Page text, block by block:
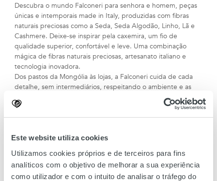
Este website utiliza cookies
Utilizamos cookies próprios e de terceiros para fins
analíticos com o objetivo de melhorar a sua experiência
como utilizador e com o intuito de analisar o tráfego do
Descubra o mundo Falconeri para senhora e homem, peças
únicas e intemporais made in Italy, produzidas com fibras
naturais preciosas como a Seda, Seda Algodão, Linho, Lã e
Cashmere. Deixe-se inspirar pela caxemira, um fio de
qualidade superior, confortável e leve. Uma combinação
mágica de fibras naturais preciosas, artesanato italiano e
tecnologia inovadora.
Dos pastos da Mongólia às lojas, a Falconeri cuida de cada
detalhe, sem intermediários, respeitando o ambiente e as
pessoas. E para ajudar a manter a beleza e qualidade das
suas peças preferidas ao longo do tempo, a Falconeri coloca
à sua disposição a linha Cashmere Care composta por
Encontra ainda a linha de perfumes com aromas irresistíveis e
envolventes que inspiram emoções aconchegantes na sua
casa.